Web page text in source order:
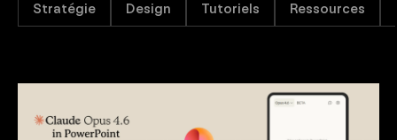
Stratégie Design Tutoriels Ressources